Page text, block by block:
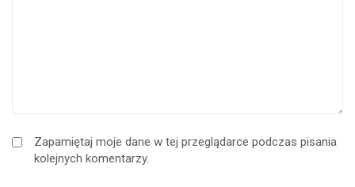
Zapamiętaj moje dane w tej przeglądarce podczas pisania
kolejnych komentarzy.